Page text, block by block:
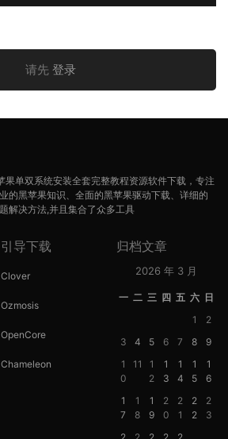
请先 登录
单双系统安装全套完整教程资源软件下载，专注
的黑苹果知识、全面的黑苹果驱动下载、详细的
解决方法,并且集合了众多工具
引导下载
Clover
Ozmosis
OpenCore
Chameleon
归档文章
2026 年 3 月
一 二 三 四 五 六 日
1
2
3
4 5 6 7 8
9
1
0
11
1
2
1
3
1
4
1
5
1
6
1
7
1
8
1
9
2
0
2
1
2
2
2
3